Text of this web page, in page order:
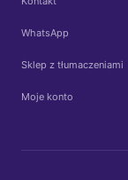
WhatsApp
Sklep z tłumaczeniami
Moje konto